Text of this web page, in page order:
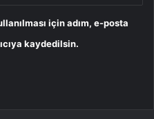
için adım, e-posta
kaydedilsin.